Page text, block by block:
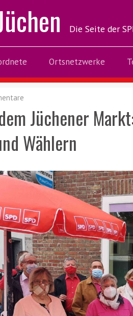
Die Seite der
Ortsnetzwerke
Jüchener
Wählern